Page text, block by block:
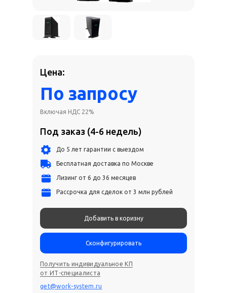
Цена:
Под заказ (4-6 недель)
По запросу
Включая НДС 22%
До 5 лет гарантии с выездом
Получить индивидуальное КП
от ИТ-специалиста
get@work-system.ru
Бесплатная доставка по Москве
Лизинг от 6 до 36 месяцев
Рассрочка для сделок от 3 млн рублей
Добавить в коризну
Сконфигурировать